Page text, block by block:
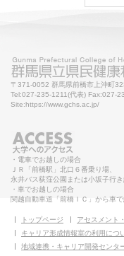
〒371-0052 群馬県前橋市上沖町
Tel:027-235-1211(代表) Fax:027-
Site:https://www.gchs.ac.jp/
・電車でお越しの場合
ＪＲ「前橋駅」北口６番乗り場、
永井バス荻窪公園または小坂子行
・車でお越しの場合
関越自動車道「前橋ＩＣ」から車
トップページ
アセスメント
キャリア形成情報室の利用につ
地域連携・キャリア開発センタ